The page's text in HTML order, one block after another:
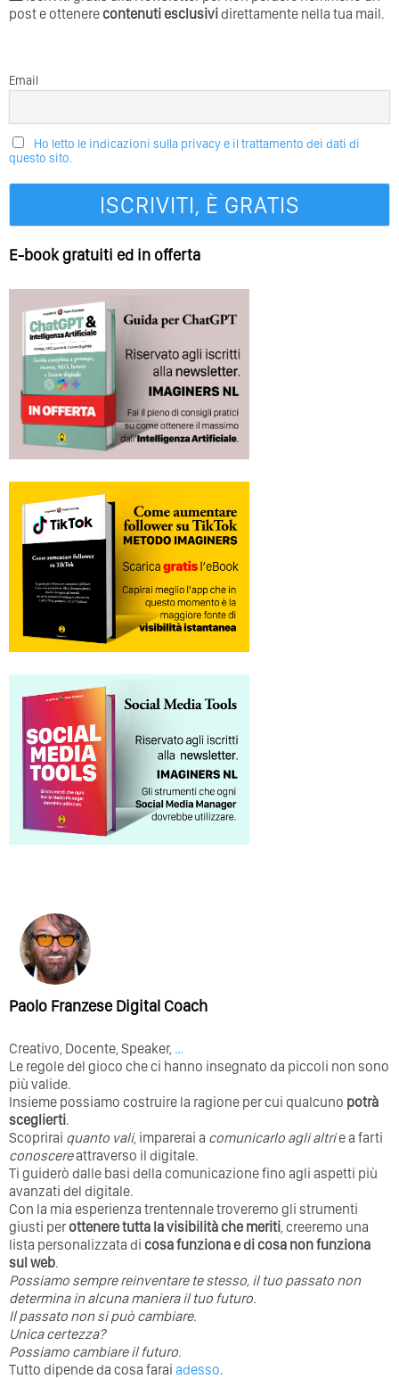
post e ottenerecontenuti esclusividirettamente nella tua mail.
Email
Ho letto le indicazioni sulla privacy e il trattamento dei dati di
questo sito.
E-book gratuiti ed in offerta
Paolo Franzese Digital Coach
Creativo, Docente, Speaker, …
Le regole del gioco che ci hanno insegnato da piccoli non sono
più valide.
Insieme possiamo costruire la ragione per cui qualcuno potrà
sceglierti.
Scoprirai quanto vali, imparerai a comunicarlo agli altrie a farti
conoscereattraverso il digitale.
Ti guiderò dalle basi della comunicazione fino agli aspetti più
avanzati del digitale.
Con la mia esperienza trentennale troveremo gli strumenti
giusti perottenere tutta la visibilità che meriti, creeremo una
lista personalizzata di cosa funziona e di cosa non funziona
sul web.
Possiamo sempre reinventare te stesso, il tuo passato non
determina in alcuna maniera il tuo futuro. ⁣
⁣Il passato non si può cambiare.
Unica certezza?
Possiamo cambiare il futuro.
Tutto dipende da cosa farai adesso.